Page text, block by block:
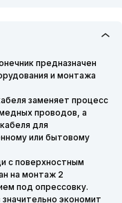
предназначен
и монтажа
заменяет процесс
проводов, а
для
или бытовому
с поверхностным
на монтаж 2
под опрессовку.
экономит